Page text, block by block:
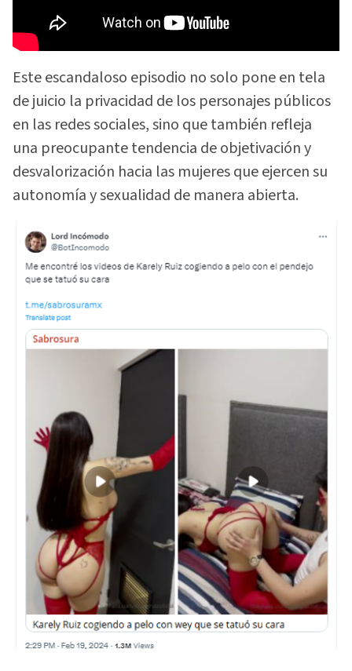
Este escandaloso episodio no solo pone en tela
de juicio la privacidad de los personajes públicos
en las redes sociales, sino que también refleja
una preocupante tendencia de objetivación y
desvalorización hacia las mujeres que ejercen su
autonomía y sexualidad de manera abierta.